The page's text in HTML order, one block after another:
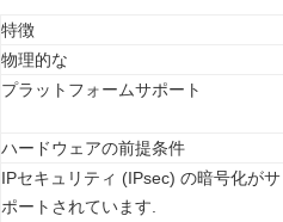
特徴
物理的な
プラットフォームサポート
ハードウェアの前提条件
IPセキュリティ (IPsec) の暗号化がサ
ポートされています.